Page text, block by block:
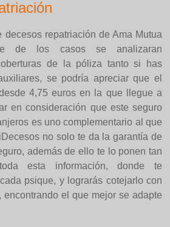
decesos repatriación de Ama Mutua
de los casos se analizaran
de la póliza tanto si has
se podría apreciar que el
4,75 euros en la que llegue a
en consideración que este seguro
es uno complementario al que
no solo te da la garantía de
además de ello te lo ponen tan
esta información, donde te
psique, y lograrás cotejarlo con
encontrando el que mejor se adapte